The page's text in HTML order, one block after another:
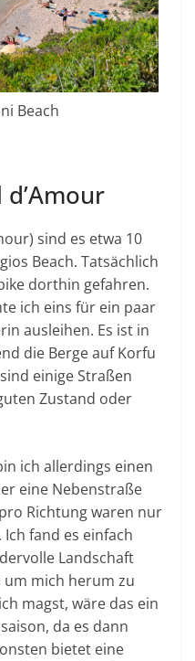
Beach
sind es etwa 10
Beach. Tatsächlich
dorthin gefahren.
ich eins für ein paar
ausleihen. Es ist in
die Berge auf Korfu
einige Straßen
Zustand oder
ich allerdings einen
eine Nebenstraße
Richtung waren nur
fand es einfach
Landschaft
mich herum zu
magst, wäre das ein
da es dann
bietet eine